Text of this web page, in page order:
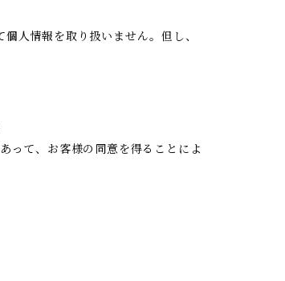
人情報を取り扱いません。但し、
って、お客様の同意を得ることによ